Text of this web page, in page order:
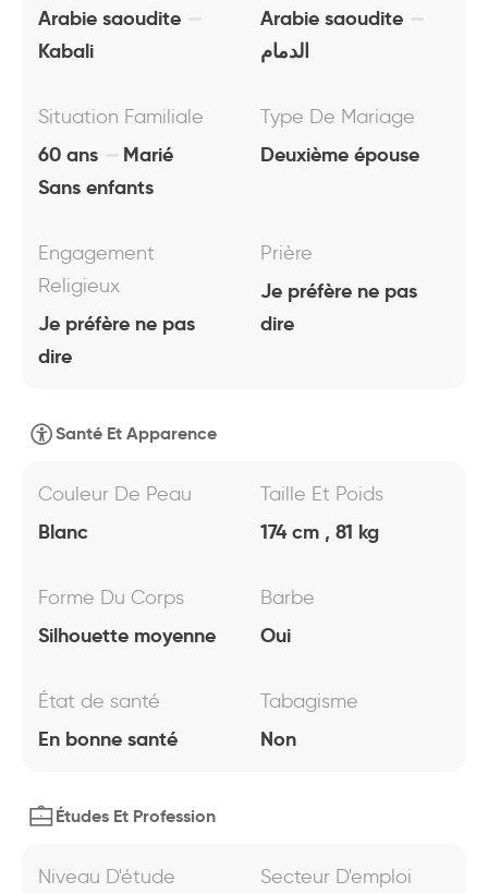
Arabie saoudite
Kabali
Arabie saoudite
الدمام
Situation Familiale
60 ans
Marié
Sans enfants
Type De Mariage
Deuxième épouse
Engagement
Religieux
Je préfère ne pas
dire
Prière
Je préfère ne pas
dire
Santé Et Apparence
Couleur De Peau
Blanc
Taille Et Poids
174 cm , 81 kg
Forme Du Corps
Silhouette moyenne
Barbe
Oui
État de santé
En bonne santé
Tabagisme
Non
Études Et Profession
Niveau D'étude Secteur D'emploi